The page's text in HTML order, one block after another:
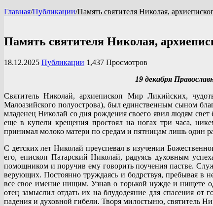
Главная/Публикации/Память святителя Николая,
Память святителя Николая,
18.12.2025 Публикации 1,437 Просмотров
19 декабря
Святитель Николай, архиепископ Мир Ликийских,
Малоазийского полуострова), был единственным сыном
младенец Николай со дня рождения своего явил людям
еще в купели крещения простоял на ногах три часа,
принимал молоко матери по средам и пятницам лишь один
С детских лет Николай преуспевал в изучении
его, епископ Патарский Николай, радуясь духовным
помощником и поручив ему говорить поучения пастве.
верующих. Постоянно труждаясь и бодрствуя, пребывая в
все свое имение нищим. Узнав о горькой нужде и нищете
отец замыслил отдать их на блудодеяние для спасения
падения и духовной гибели. Творя милостыню, святитель